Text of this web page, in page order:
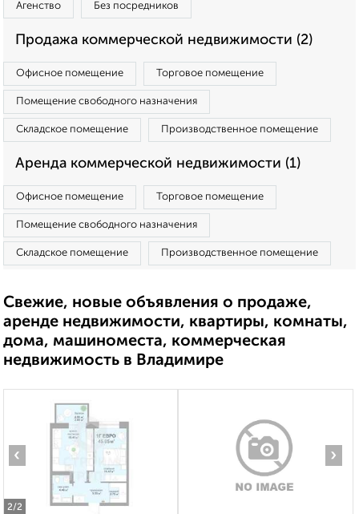
Агенство Без посредников
Продажа коммерческой недвижимости (2)
Офисное помещение Торговое помещение
Помещение свободного назначения
Складское помещение Производственное помещение
Аренда коммерческой недвижимости (1)
Офисное помещение Торговое помещение
Помещение свободного назначения
Складское помещение Производственное помещение
Свежие, новые объявления о продаже,
аренде недвижимости, квартиры, комнаты,
дома, машиноместа, коммерческая
недвижимость в Владимире
2/2
‹ ›